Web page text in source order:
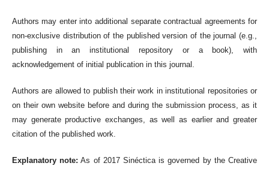
Authors may enter into additional separate contractual agreements for
non-exclusive distribution of the published version of the journal (e.g.,
publishing in an institutional repository or a book), with
acknowledgement of initial publication in this journal.
Authors are allowed to publish their work in institutional repositories or
on their own website before and during the submission process, as it
may generate productive exchanges, as well as earlier and greater
citation of the published work.
Explanatory note: As of 2017 Sinéctica is governed by the Creative